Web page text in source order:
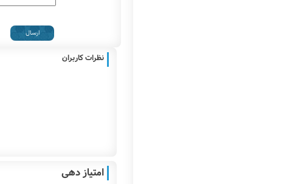
نظرات کاربران
امتیاز دهی